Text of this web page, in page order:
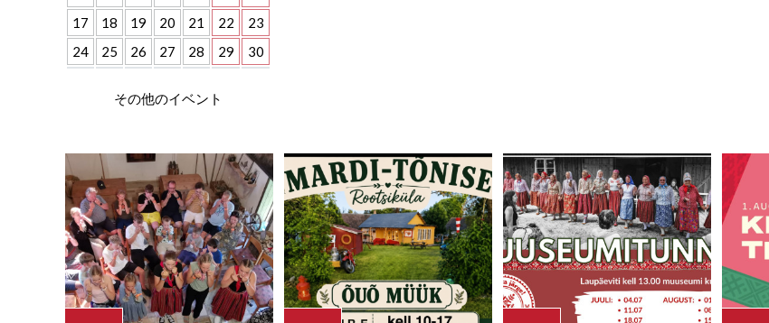
17
18 19 20 21 22
23
24
25 26 27 28 29 30
その他のイベント